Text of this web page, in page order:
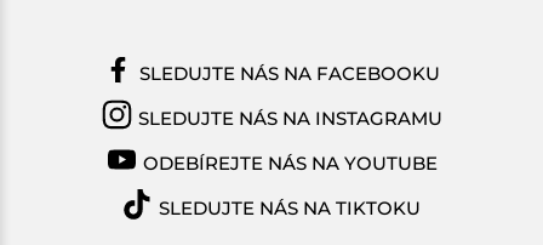
SLEDUJTE NÁS NA FACEBOOKU
SLEDUJTE NÁS NA INSTAGRAMU
ODEBÍREJTE NÁS NA YOUTUBE
SLEDUJTE NÁS NA TIKTOKU